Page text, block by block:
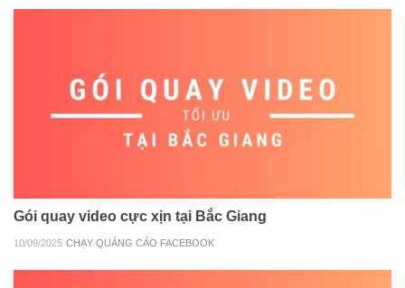
Gói quay video cực xịn tại Bắc Giang
10/09/2025 CHẠY QUẢNG CÁO FACEBOOK